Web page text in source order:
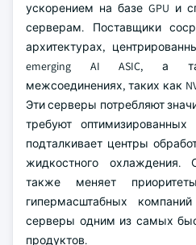
ускорением на базе GPU и
серверам. Поставщики
архитектурах,
emerging AI ASIC, а
межсоединениях, таких как
Эти серверы потребляют
требуют
подталкивает центры
жидкостного
также меняет
гипермасштабных
серверы одним из самых
продуктов.